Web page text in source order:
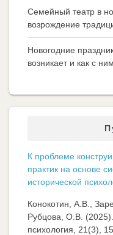
Семейный театр в
возрождение
Новогодние
возникает и как с
К проблеме
практик на основе
исторической
Конокотин, А.В.,
Рубцова, О.В. (2025).
психология, 21(3),